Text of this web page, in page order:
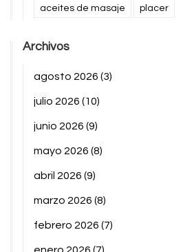
aceites de masaje placer
Archivos
agosto 2026 (3)
julio 2026 (10)
junio 2026 (9)
mayo 2026 (8)
abril 2026 (9)
marzo 2026 (8)
febrero 2026 (7)